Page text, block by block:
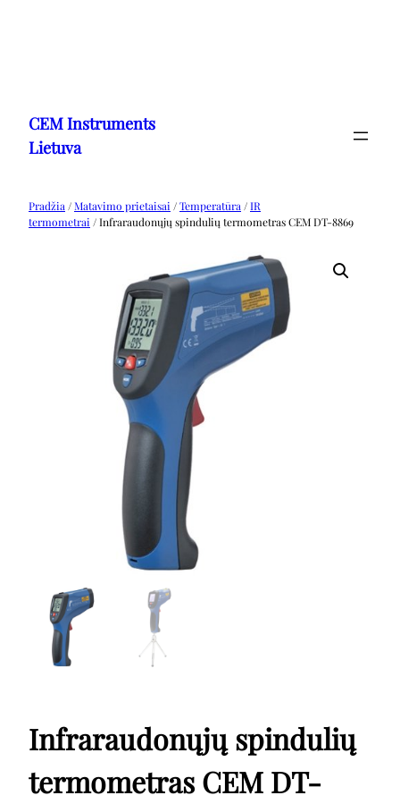
turinio
CEM Instruments
Lietuva
Pradžia /Matavimo prietaisai /Temperatūra /IR
termometrai / Infraraudonųjų spindulių termometras CEM DT-8869
Infraraudonųjų spindulių
termometras CEM DT-